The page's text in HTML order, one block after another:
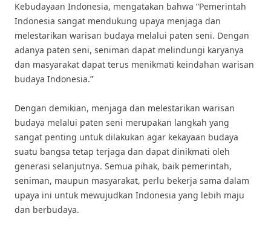
Kebudayaan Indonesia, mengatakan bahwa “Pemerintah
Indonesia sangat mendukung upaya menjaga dan
melestarikan warisan budaya melalui paten seni. Dengan
adanya paten seni, seniman dapat melindungi karyanya
dan masyarakat dapat terus menikmati keindahan warisan
budaya Indonesia.”
Dengan demikian, menjaga dan melestarikan warisan
budaya melalui paten seni merupakan langkah yang
sangat penting untuk dilakukan agar kekayaan budaya
suatu bangsa tetap terjaga dan dapat dinikmati oleh
generasi selanjutnya. Semua pihak, baik pemerintah,
seniman, maupun masyarakat, perlu bekerja sama dalam
upaya ini untuk mewujudkan Indonesia yang lebih maju
dan berbudaya.